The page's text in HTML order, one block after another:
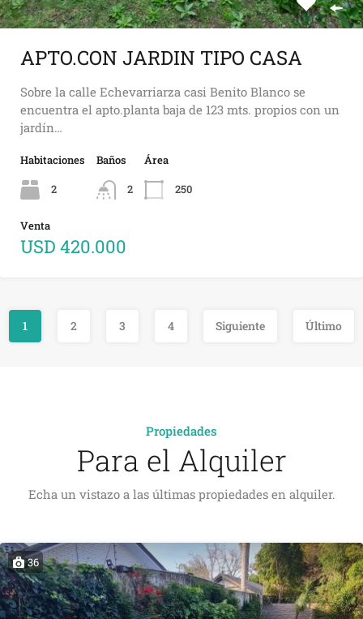
APTO.CON JARDIN TIPO CASA
Sobre la calle Echevarriarza casi Benito Blanco se
encuentra el apto.planta baja de 123 mts. propios con un
jardín…
Habitaciones
2
Baños
2
Área
250
Venta
USD 420.000
1 2 3 4 Siguiente Último
Propiedades
Para el Alquiler
Echa un vistazo a las últimas propiedades en alquiler.
36